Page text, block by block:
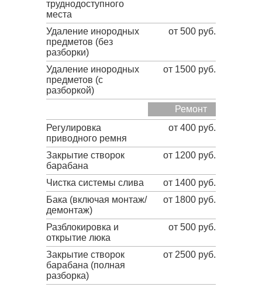
труднодоступного
места
Удаление инородных
предметов (без
разборки)
от 500 руб.
Удаление инородных
предметов (с
разборкой)
от 1500 руб.
Ремонт
Регулировка
приводного ремня
от 400 руб.
Закрытие створок
барабана
от 1200 руб.
Чистка системы слива
от 1400 руб.
Бака (включая монтаж/
демонтаж)
от 1800 руб.
Разблокировка и
открытие люка
от 500 руб.
Закрытие створок
барабана (полная
разборка)
от 2500 руб.